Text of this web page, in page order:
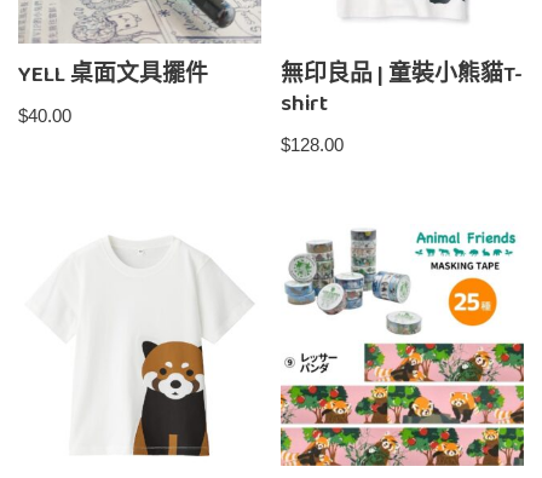
YELL 桌面文具擺件
$40.00
無印良品 | 童裝小熊貓T-
shirt
$128.00